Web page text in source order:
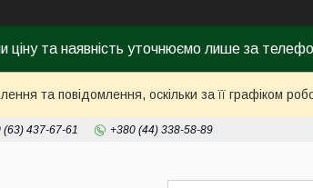
ціну та наявність уточнюємо лише за
та повідомлення, оскільки за її графіком
(63) 437-67-61 +380 (44) 338-58-89